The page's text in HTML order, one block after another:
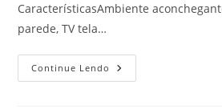
CaracterísticasAmbiente
parede, TV tela…
Continue Lendo Suíte
Luxo